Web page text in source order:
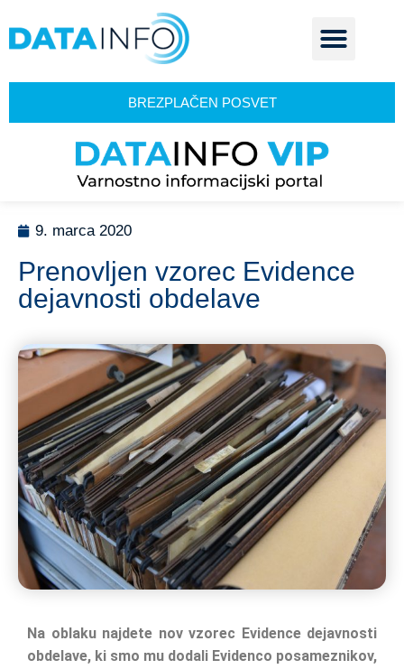
BREZPLAČEN POSVET
9. marca 2020
Prenovljen vzorec Evidence
dejavnosti obdelave
Na oblaku najdete nov vzorec Evidence dejavnosti
obdelave, ki smo mu dodali Evidenco posameznikov,